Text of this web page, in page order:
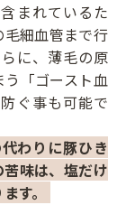
まれているた
細血管まで行
に、薄毛の原
「ゴースト血
ぐ事も可能で
わりに豚ひき
味は、塩だけ
す。